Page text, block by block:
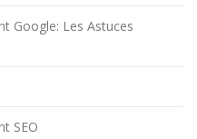
Google: Les Astuces
SEO